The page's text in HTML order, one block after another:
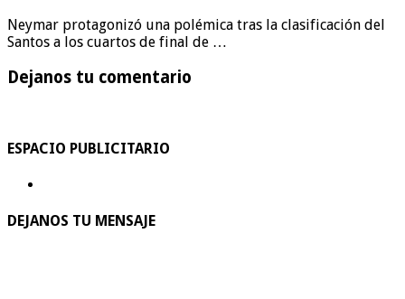
Neymar protagonizó una polémica tras la clasificación del
Santos a los cuartos de final de …
Dejanos tu comentario
ESPACIO PUBLICITARIO
DEJANOS TU MENSAJE